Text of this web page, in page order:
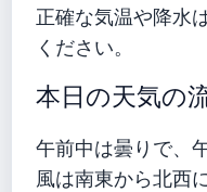
正確な気温や降水
ください。
本日の天気の
午前中は曇りで、
風は南東から北西